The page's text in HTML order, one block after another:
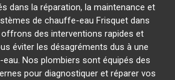
dans la réparation, la maintenance et
de chauffe-eau Frisquet dans
offrons des interventions rapides et
éviter les désagréments dus à une
Nos plombiers sont équipés des
pour diagnostiquer et réparer vos